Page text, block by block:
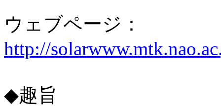
ウェブページ：
http://
◆趣旨